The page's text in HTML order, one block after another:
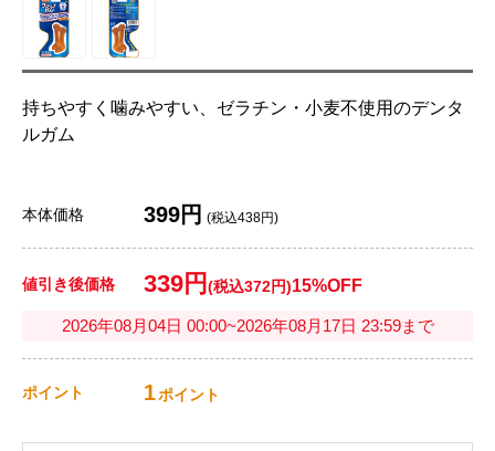
持ちやすく噛みやすい、ゼラチン・小麦不使用のデンタ
ルガム
本体価格 399円 (税込438円)
値引き後価格 339円 (税込372円)15%OFF
2026年08月04日 00:00~2026年08月17日 23:59まで
ポイント 1ポイント